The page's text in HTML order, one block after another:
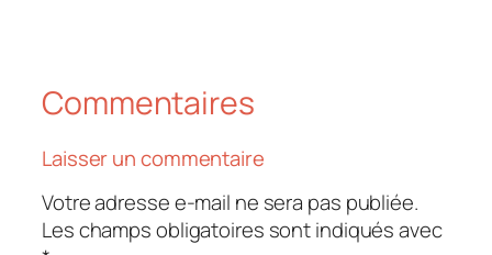
Commentaires
Laisser un commentaire
Votre adresse e-mail ne sera pas publiée.
Les champs obligatoires sont indiqués avec